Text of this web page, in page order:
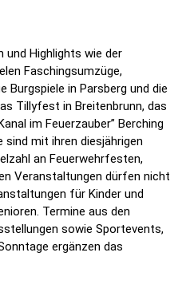
und Highlights wie der
Faschingsumzüge,
in Parsberg und die
Tillyfest in Breitenbrunn, das
im Feuerzauber” Berching
sind mit ihren diesjährigen
an Feuerwehrfesten,
Veranstaltungen dürfen nicht
für Kinder und
Termine aus den
sowie Sportevents,
ergänzen das